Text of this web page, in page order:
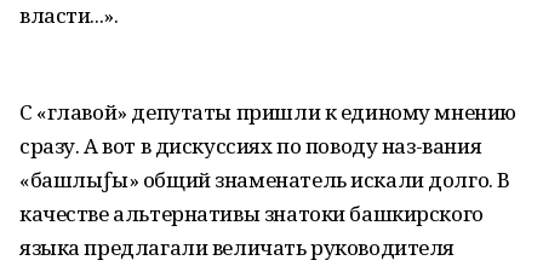
власти...».
С «главой» депутаты пришли к единому мнению
сразу. А вот в дискуссиях по поводу наз-вания
«башлыƒы» общий знаменатель искали долго. В
качестве альтернативы знатоки башкирского
языка предлагали величать руководителя